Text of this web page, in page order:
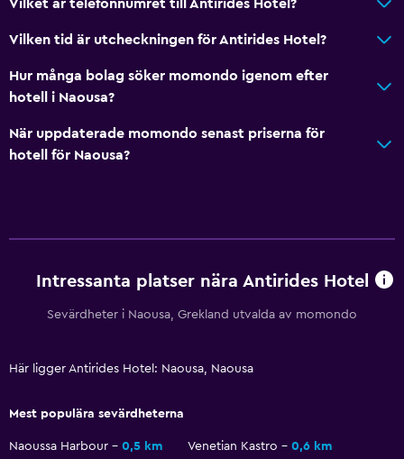
Vilket är telefonnumret till Antirides Hotel?
Vilken tid är utcheckningen för Antirides Hotel?
Hur många bolag söker momondo igenom efter
hotell i Naousa?
När uppdaterade momondo senast priserna för
hotell för Naousa?
Intressanta platser nära Antirides Hotel
Sevärdheter i Naousa, Grekland utvalda av momondo
Här ligger Antirides Hotel: Naousa, Naousa
Mest populära sevärdheterna
Naoussa Harbour 0,5 km Venetian Kastro
0,6 km